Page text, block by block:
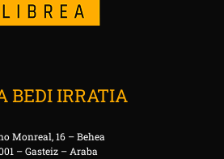
BEDI IRRATIA
Monreal, 16 – Behea
– Gasteiz – Araba